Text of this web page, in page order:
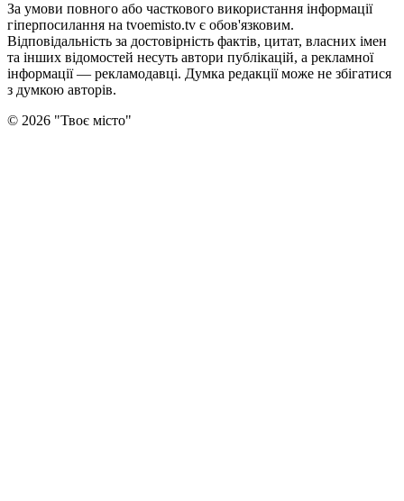
За умови повного або часткового використання iнформацiї
гіперпосилання на tvoemisto.tv є обов'язковим.
Відповідальність за достовірність фактів, цитат, власних імен
та інших відомостей несуть автори публікацій, а рекламної
інформації — рекламодавці. Думка редакцiї може не збiгатися
з думкою авторiв.
© 2026 "Твоє місто"